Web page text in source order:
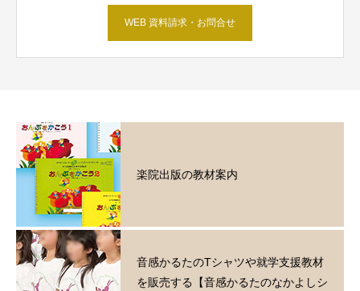
WEB 資料請求・お問合せ
楽院出版の教材案内
音感かるたのTシャツや就学支援教材
を販売する【音感かるたのなかよしシ